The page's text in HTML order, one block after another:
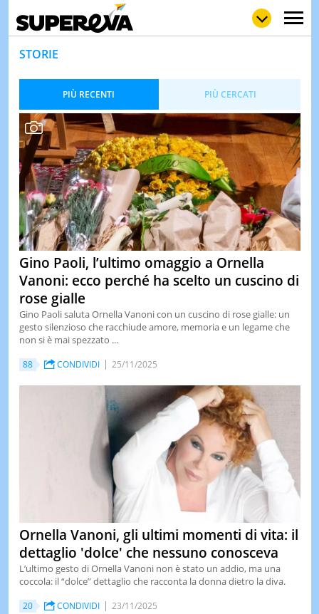
WOW
POP
STORIE
VIDEO
& TV
QUIZ
&
STORIE
PIÙ RECENTI PIÙ CERCATI
Gino Paoli, l’ultimo omaggio a Ornella
Vanoni: ecco perché ha scelto un cuscino di
rose gialle
Gino Paoli saluta Ornella Vanoni con un cuscino di rose gialle: un
gesto silenzioso che racchiude amore, memoria e un legame che
non si è mai spezzato ...
88 CONDIVIDI 25/11/2025
Ornella Vanoni, gli ultimi momenti di vita: il
dettaglio 'dolce' che nessuno conosceva
L’ultimo gesto di Ornella Vanoni non è stato un addio, ma una
coccola: il “dolce” dettaglio che racconta la donna dietro la diva.
20 CONDIVIDI 23/11/2025